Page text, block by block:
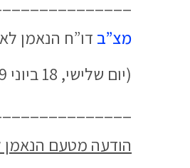
מצ”ב דו”ח הנאמן
(יום שלישי, 18 ביוני 2019)
הודעה מטעם הנאמן